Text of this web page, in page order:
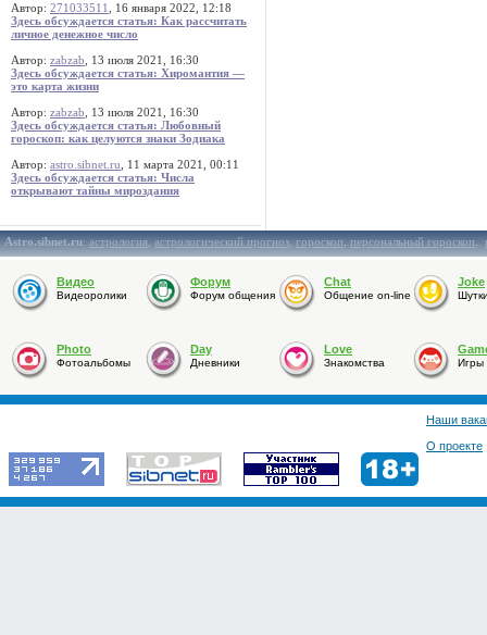
Автор: 271033511
, 16 января 2022, 12:18
Здесь обсуждается статья: Как рассчитать
личное денежное число
Автор: zabzab , 13 июля 2021, 16:30
Здесь обсуждается статья: Хиромантия —
это карта жизни
Автор: zabzab , 13 июля 2021, 16:30
Здесь обсуждается статья: Любовный
гороскоп: как целуются знаки Зодиака
Автор: astro.sibnet.ru , 11 марта 2021, 00:11
Здесь обсуждается статья: Числа
открывают тайны мироздания
Astro.sibnet.ru:астрология,астрологический прогноз,гороскоп,персональный гороскоп,
Видео
Видеоролики
Форум
Форум общения
Chat
Общение on-line
Joke
Photo
Фотоальбомы
Day
Дневники
Love
Знакомства Игры
Наши
О проекте